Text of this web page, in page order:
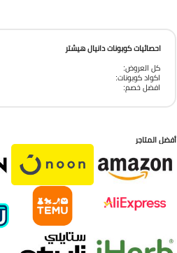
احصائيات كوبونات دانيال هيشتر
كل العروض:
اكواد كوبونات:
افضل خصم:
أفضل المتاجر